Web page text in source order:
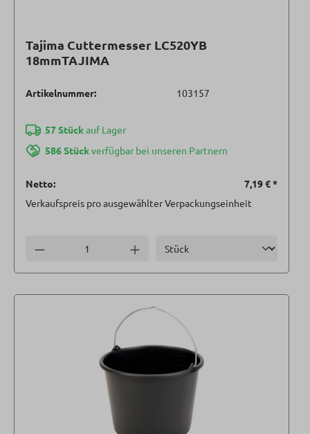
Tajima Cuttermesser LC520YB
18mmTAJIMA
Artikelnummer: 103157
57 Stückauf Lager
586 Stückverfügbar bei unseren Partnern
Netto: 7,19 €*
Verkaufspreis pro ausgewählter Verpackungseinheit
Anzahl verringern Anzahl erhöhen